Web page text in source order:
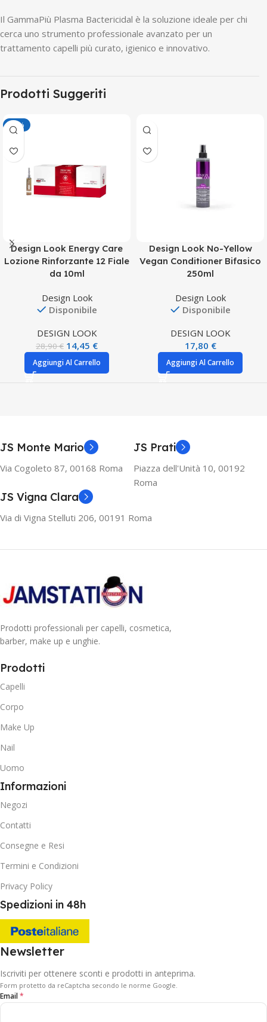
Il GammaPiù Plasma Bactericidal è la soluzione ideale per chi
cerca uno strumento professionale avanzato per un
trattamento capelli più curato, igienico e innovativo.
Prodotti Suggeriti
-50%
Design Look Energy Care
Lozione Rinforzante 12 Fiale
da 10ml
Design Look
Disponibile
DESIGN LOOK
28,90€ 14,45 €
Aggiungi Al Carrello
Design Look No-Yellow
Vegan Conditioner Bifasico
250ml
Design Look
Disponibile
DESIGN LOOK
17,80 €
Aggiungi Al Carrello
JS Monte Mario
Via Cogoleto 87, 00168 Roma
JS Prati
Piazza dell'Unità 10, 00192
Roma
JS Vigna Clara
Via di Vigna Stelluti 206, 00191 Roma
Prodotti professionali per capelli, cosmetica,
barber, make up e unghie.
Prodotti
Capelli
Corpo
Make Up
Nail
Uomo
Informazioni
Negozi
Contatti
Consegne e Resi
Termini e Condizioni
Privacy Policy
Spedizioni in 48h
Newsletter
Iscriviti per ottenere sconti e prodotti in anteprima.
Form protetto da reCaptcha secondo le norme Google.
Email*